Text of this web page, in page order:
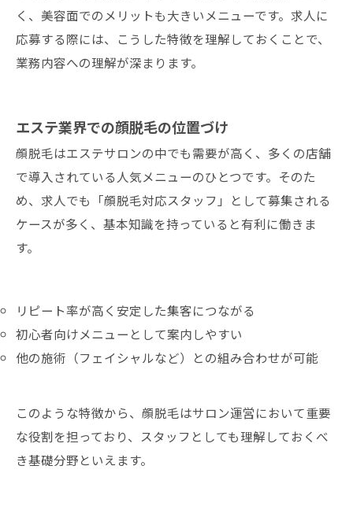
く、美容面でのメリットも大きいメニューです。求人に
応募する際には、こうした特徴を理解しておくことで、
業務内容への理解が深まります。
エステ業界での顔脱毛の位置づけ
顔脱毛はエステサロンの中でも需要が高く、多くの店舗
で導入されている人気メニューのひとつです。そのた
め、求人でも「顔脱毛対応スタッフ」として募集される
ケースが多く、基本知識を持っていると有利に働きま
す。
リピート率が高く安定した集客につながる
初心者向けメニューとして案内しやすい
他の施術（フェイシャルなど）との組み合わせが可能
このような特徴から、顔脱毛はサロン運営において重要
な役割を担っており、スタッフとしても理解しておくべ
き基礎分野といえます。